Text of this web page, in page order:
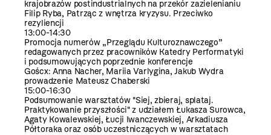
krajobrazów postindustrialnych na przekór zazielenianiu
Filip Ryba, Patrząc z wnętrza kryzysu. Przeciwko
rezyliencji
13:00-14:30
Promocja numerów „Przeglądu Kulturoznawczego”
redagowanych przez pracowników Katedry Performatyki
i podsumowujących poprzednie konferencje
Goścx: Anna Nacher, Mariia Varlygina, Jakub Wydra
prowadzenie Mateusz Chaberski
15:00-16:30
Podsumowanie warsztatów "Siej, zbieraj, splataj.
Praktykowanie przyszłości" z udziałem Łukasza Surowca,
Agaty Kowalewskiej, Łucji Iwanczewskiej, Arkadiusza
Półtoraka oraz osób uczestniczących w warsztatach